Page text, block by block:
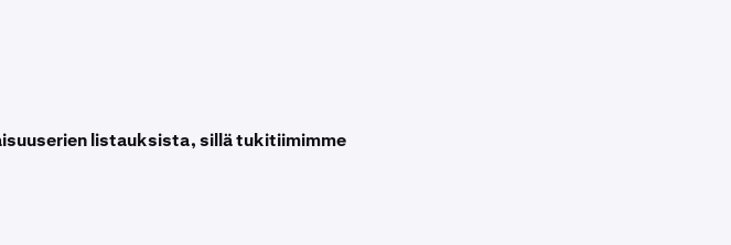
listauksista, sillä tukitiimimme